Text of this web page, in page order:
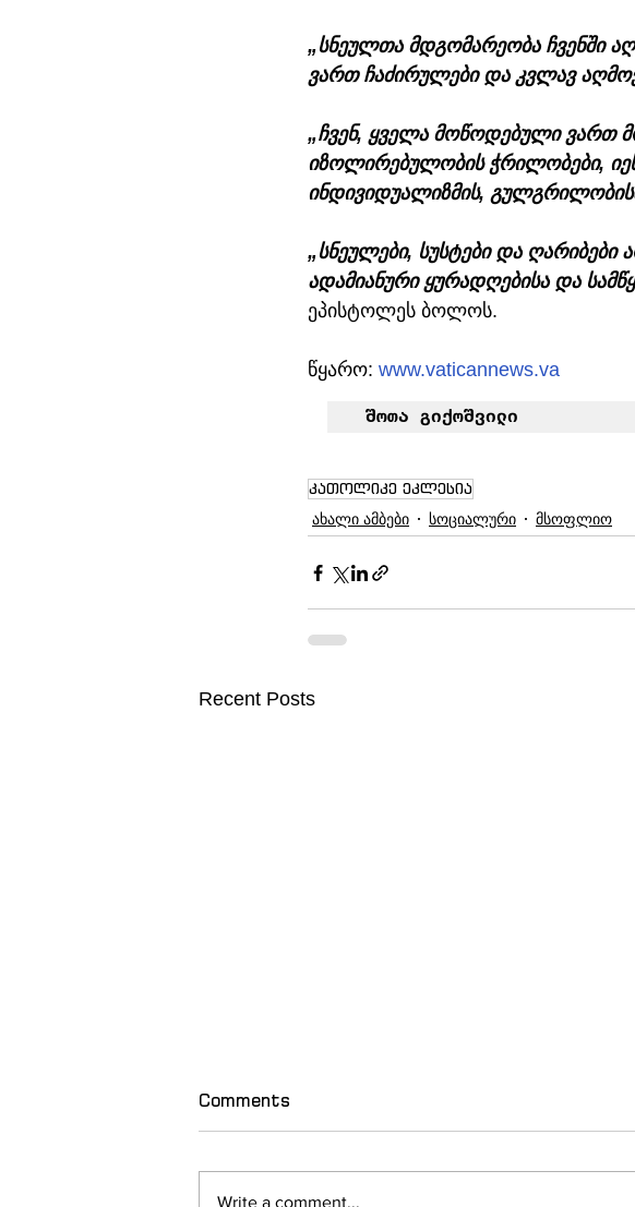
„სნეულთა მდგომარეობა ჩვენში
ვართ ჩაძირულები და კვლავ
„ჩვენ, ყველა მოწოდებული ვართ
იზოლირებულობის ჭრილობები,
ინდივიდუალიზმის,
„სნეულები, სუსტები და ღარიბები
ადამიანური ყურადღებისა და
ეპისტოლეს ბოლოს.
წყარო: www.vaticannews.va
შოთა გიქოშვილი
კათოლიკე ეკლესია
ახალი ამბები სოციალური მსოფლიო
Recent Posts
Comments
Write a comment...